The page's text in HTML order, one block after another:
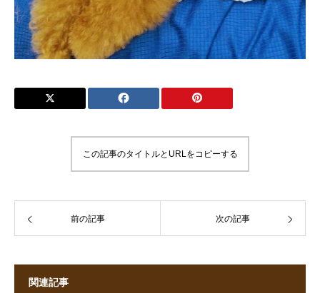
この記事のタイトルとURLをコピーする
前の記事 次の記事
関連記事